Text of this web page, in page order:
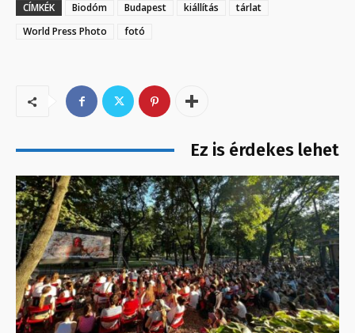
CÍMKÉK Biodóm Budapest kiállítás
tárlat
World Press Photo
fotó
Ez is érdekes lehet